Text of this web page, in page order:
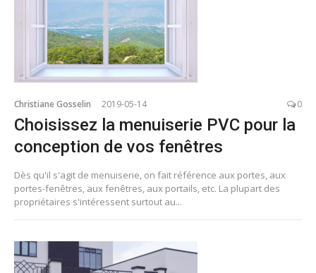
Christiane Gosselin 2019-05-14 0
Choisissez la menuiserie PVC pour la
conception de vos fenêtres
Dès qu'il s'agit de menuiserie, on fait référence aux portes, aux
portes-fenêtres, aux fenêtres, aux portails, etc. La plupart des
propriétaires s'intéressent surtout au...